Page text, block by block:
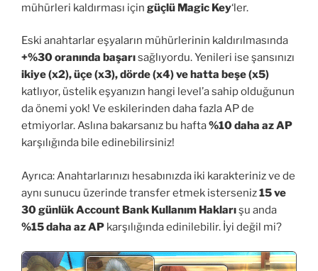
mühürleri kaldırması için güçlü Magic Key‘ler.
Eski anahtarlar eşyaların mühürlerinin kaldırılmasında
+%30 oranında başarısağlıyordu. Yenileri ise şansınızı
ikiye (x2), üçe (x3), dörde (x4) ve hatta beşe (x5)
katlıyor, üstelik eşyanızın hangi level’a sahip olduğunun
da önemi yok! Ve eskilerinden daha fazla AP de
etmiyorlar. Aslına bakarsanız bu hafta%10 daha az AP
karşılığında bile edinebilirsiniz!
Ayrıca: Anahtarlarınızı hesabınızda iki karakteriniz ve de
aynı sunucu üzerinde transfer etmek isterseniz15 ve
30 günlük Account Bank Kullanım Haklarışu anda
%15 daha az AP karşılığında edinilebilir. İyi değil mi?